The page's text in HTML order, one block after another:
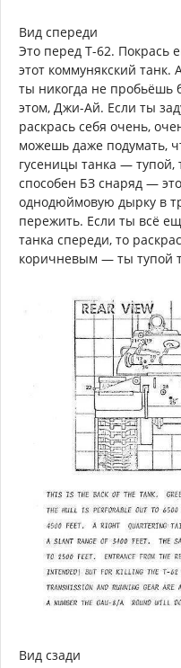
Вид спереди
Это перед Т-62. Покрась
этот коммунякский танк.
ты никогда не пробьёшь
этом, Джи-Ай. Если ты
раскрась себя очень,
можешь даже подумать,
гусеницы танка — тупой,
способен БЗ снаряд —
однодюймовую дырку в
пережить. Если ты всё
танка спереди, то
коричневым — ты тупой
Вид сзади